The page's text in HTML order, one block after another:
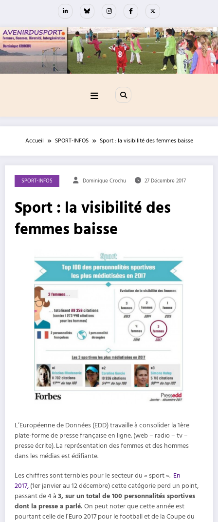
Accueil SPORT-INFOS Sport : la visibilité des femmes baisse
SPORT-INFOS Dominique Crochu 27 Décembre 2017
Sport : la visibilité des
femmes baisse
L’Européenne de Données (EDD) travaille à consolider la 1ère
plate-forme de presse française en ligne. (web – radio – tv –
presse écrite). La représentation des femmes et des hommes
dans les médias est édifiante.
Les chiffres sont terribles pour le secteur du « sport ». En
2017, (1er janvier au 12 décembre) cette catégorie perd un point,
passant de 4 à 3, sur un total de 100 personnalités sportives
dont la presse a parlé. On peut noter que cette année est
pourtant celle de l’Euro 2017 pour le football et de la Coupe du